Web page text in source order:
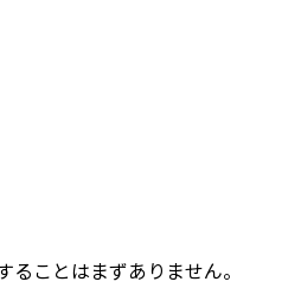
ことはまずありません。